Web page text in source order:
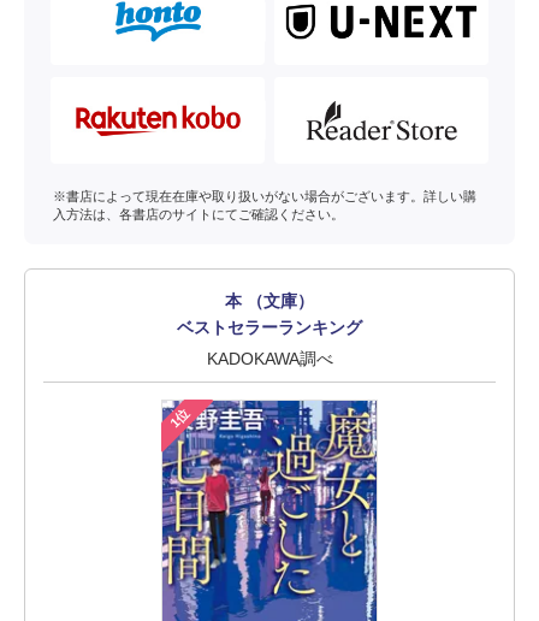
※書店によって現在在庫や取り扱いがない場合がございます。詳しい購
入方法は、各書店のサイトにてご確認ください。
本 （文庫）
ベストセラーランキング
KADOKAWA調べ
1位